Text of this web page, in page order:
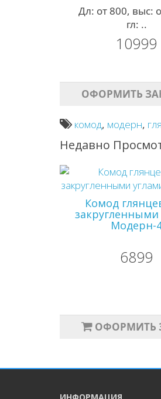
Дл: от 800, выс:
гл: ..
10999
ОФОРМИТЬ
комод, модерн,
Недавно
Комод
закругленными
Модерн-
6899
ОФОРМИТЬ